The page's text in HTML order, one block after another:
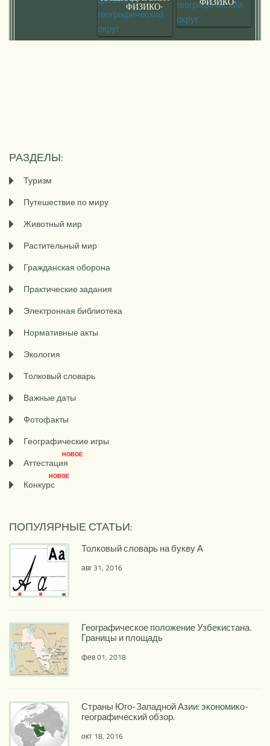
ФИЗИКО-
ГЕОГРАФИЧЕСКИЙГЕОГРАФИЧЕСКИЙ
РАЗДЕЛЫ:
Туризм
Путешествие по миру
Животный мир
Растительный мир
Гражданская оборона
Практические задания
Электронная библиотека
Нормативные акты
Экология
Толковый словарь
Важные даты
Фотофакты
Географические игры
Аттестация
НОВОЕ
Конкурс
НОВОЕ
ПОПУЛЯРНЫЕ СТАТЬИ:
Толковый словарь на букву А
авг 31, 2016
Географическое положение Узбекистана.
Границы и площадь
фев 01, 2018
Страны Юго-Западной Азии: экономико-
географический обзор.
окт 18, 2016